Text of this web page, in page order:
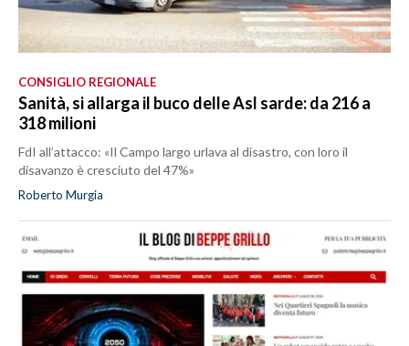
CONSIGLIO REGIONALE
Sanità, si allarga il buco delle Asl sarde: da 216 a
318 milioni
FdI all’attacco: «Il Campo largo urlava al disastro, con loro il
disavanzo è cresciuto del 47%»
Roberto Murgia